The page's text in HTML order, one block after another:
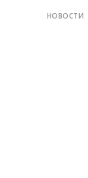
НОВОСТИ